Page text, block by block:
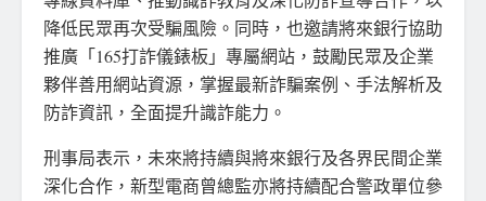
降低民眾再次受騙風險。同時，也邀請將來銀行協助
推廣「165打詐儀錶板」專屬網站，鼓勵民眾及企業
夥伴善用網站資源，掌握最新詐騙案例、手法解析及
防詐資訊，全面提升識詐能力。
刑事局表示，未來將持續與將來銀行及各界民間企業
深化合作，新型電商曾總監亦將持續配合警政單位參